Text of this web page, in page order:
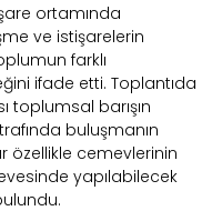
ortamında
ve istişarelerin
farklı
ifade etti. Toplantıda
toplumsal barışın
buluşmanın
özellikle cemevlerinin
yapılabilecek